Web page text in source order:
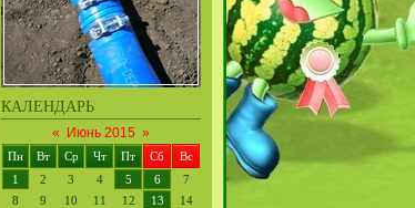
КАЛЕНДАРЬ
« Июнь 2015 »
Пн Вт Ср Чт Пт Сб
Вс
1
2 3 4 5 6
7
8
9 10 11 12 13
14